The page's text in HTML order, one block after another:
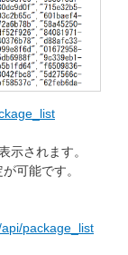
示されます。
可能です。
package_list